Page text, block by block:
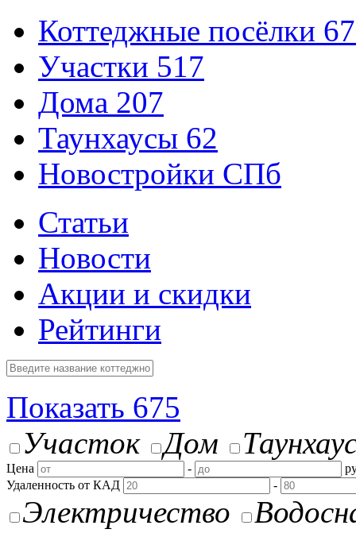
Коттеджные посёлки
Участки 517
Дома 207
Таунхаусы 62
Новостройки СПб
Статьи
Новости
Акции и скидки
Рейтинги
Показать 675
Участок
Дом
Цена -
Удаленность от КАД
-
Электричество